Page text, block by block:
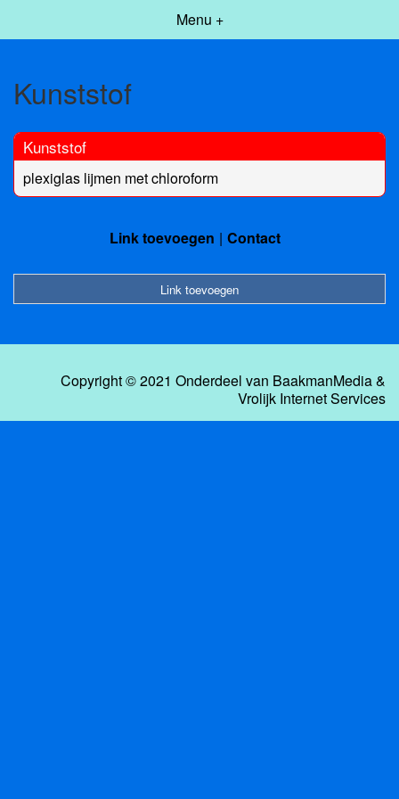
Menu +
Kunststof
Kunststof
plexiglas lijmen met chloroform
Link toevoegen Contact
Link toevoegen
Copyright © 2021 Onderdeel van BaakmanMedia&
Vrolijk Internet Services